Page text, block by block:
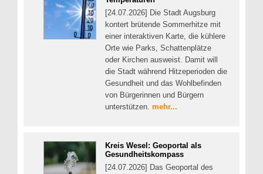
[24.07.2026] Die Stadt Augsburg
kontert brütende Sommerhitze mit
einer interaktiven Karte, die kühlere
Orte wie Parks, Schattenplätze
oder Kirchen ausweist. Damit will
die Stadt während Hitzeperioden die
Gesundheit und das Wohlbefinden
von Bürgerinnen und Bürgern
unterstützen. mehr...
Kreis Wesel: Geoportal als
Gesundheitskompass
[24.07.2026] Das Geoportal des